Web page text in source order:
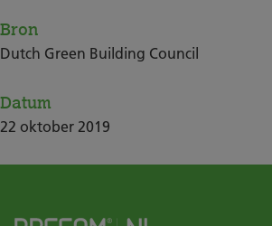
Bron
Dutch Green Building Council
Datum
22 oktober 2019